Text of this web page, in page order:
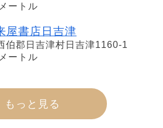
ートル
屋書店日吉津
伯郡日吉津村日吉津1160-1
ートル
もっと見る